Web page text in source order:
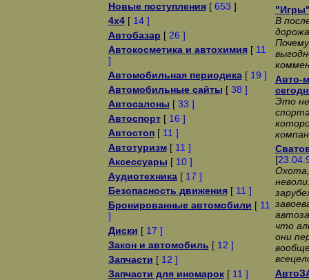
Новые поступления[ 653 ]
4x4[ 14 ]
Автобазар [ 26 ]
Автокосметика и автохимия[ 11
]
Автомобильная периодика[ 19 ]
Автомобильные сайты [ 38 ]
Автосалоны [ 33 ]
Автоспорт[ 16 ]
Автостоп[ 11 ]
Автотуризм[ 11 ]
Аксессуары [ 10 ]
Аудиотехника[ 17 ]
Безопасность движения[ 11 ]
Бронированные автомобили [ 11
]
Диски [ 17 ]
Закон и автомобиль [ 12 ]
Запчасти [ 12 ]
Запчасти для иномарок[ 11 ]
В
Авто-
Это
[
что
они